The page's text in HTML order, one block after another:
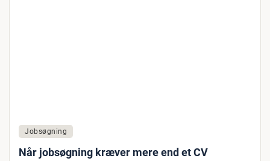
Jobsøgning
Når jobsøgning kræver mere end et CV